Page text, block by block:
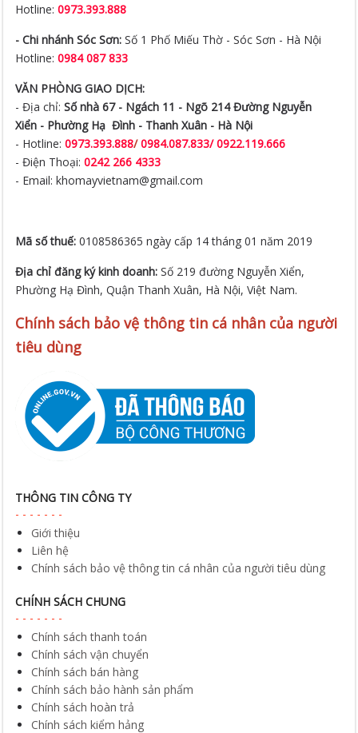
Hotline:0973.393.888
- Chi nhánh Sóc Sơn: Số 1 Phố Miếu Thờ - Sóc Sơn - Hà Nội
Hotline:0984 087 833
VĂN PHÒNG GIAO DỊCH:
- Địa chỉ:Số nhà 67 - Ngách 11 - Ngõ 214 Đường Nguyễn
Xiển - Phường Hạ Đình - Thanh Xuân - Hà Nội
- Hotline:0973.393.888/ 0984.087.833/ 0922.119.666
- Điện Thoại:0242 266 4333
- Email: khomayvietnam@gmail.com
Mã số thuế:0108586365 ngày cấp 14 tháng 01 năm 2019
Địa chỉ đăng ký kinh doanh:Số 219 đường Nguyễn Xiển,
Phường Hạ Đình, Quận Thanh Xuân, Hà Nội, Việt Nam.
Chính sách bảo vệ thông tin cá nhân của người
tiêu dùng
THÔNG TIN CÔNG TY
Giới thiệu
Liên hệ
Chính sách bảo vệ thông tin cá nhân của người tiêu dùng
CHÍNH SÁCH CHUNG
Chính sách thanh toán
Chính sách vận chuyển
Chính sách bán hàng
Chính sách bảo hành sản phẩm
Chính sách hoàn trả
Chính sách kiểm hảng